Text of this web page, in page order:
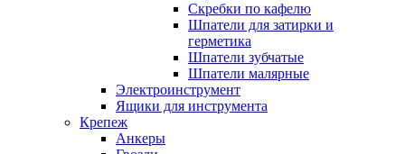
Скребки по кафелю
Шпатели для затирки и
герметика
Шпатели зубчатые
Шпатели малярные
Электроинструмент
Ящики для инструмента
Крепеж
Анкеры